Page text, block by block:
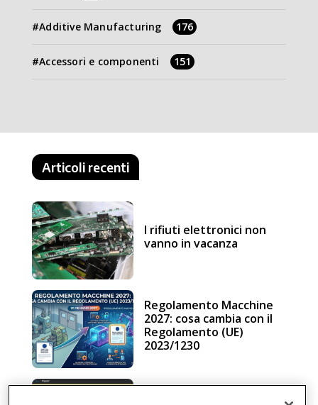
Additive Manufacturing 176
Accessori e componenti 151
Articoli recenti
I rifiuti elettronici non
vanno in vacanza
Regolamento Macchine
2027: cosa cambia con il
Regolamento (UE)
2023/1230